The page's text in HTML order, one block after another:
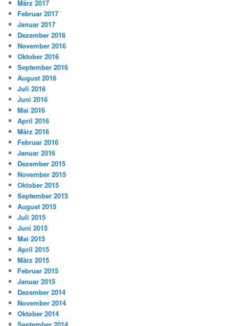
März 2017
Februar 2017
Januar 2017
Dezember 2016
November 2016
Oktober 2016
September 2016
August 2016
Juli 2016
Juni 2016
Mai 2016
April 2016
März 2016
Februar 2016
Januar 2016
Dezember 2015
November 2015
Oktober 2015
September 2015
August 2015
Juli 2015
Juni 2015
Mai 2015
April 2015
März 2015
Februar 2015
Januar 2015
Dezember 2014
November 2014
Oktober 2014